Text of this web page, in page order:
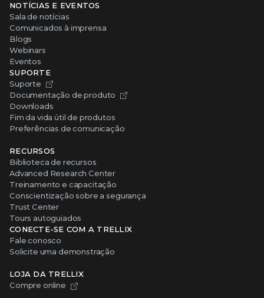
NOTÍCIAS E EVENTOS
Sala de notícias
Comunicados à imprensa
Blogs
Webinars
Eventos
SUPORTE
Suporte
Documentação de produto
Downloads
Fim da vida útil de produtos
Preferências de comunicação
RECURSOS
Biblioteca de recursos
Advanced Research Center
Treinamento e capacitação
Conscientização sobre a segurança
Trust Center
Tours autoguiados
CONECTE-SE COM A TRELLIX
Fale conosco
Solicite uma demonstração
LOJA DA TRELLIX
Compre online